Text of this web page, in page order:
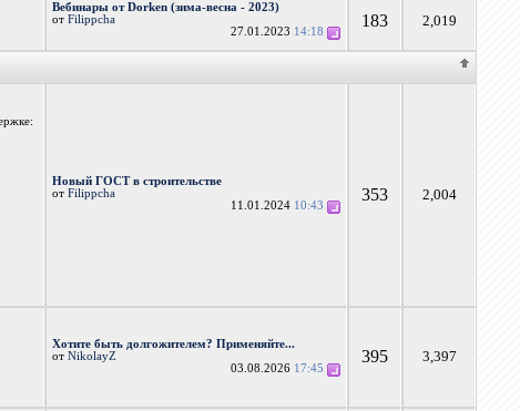
Вебинары от Dorken (зима-весна - 2023)
отFilippcha
27.01.2023 14:18
183 2,019
Новый ГОСТ в строительстве
отFilippcha
11.01.2024 10:43
353 2,004
Хотите быть долгожителем? Применяйте...
отNikolayZ
03.08.2026 17:45
395 3,397